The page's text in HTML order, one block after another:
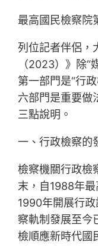
最高國民檢察院
列位記者伴侶，
（2023）》除“
第一部門是“行
六部門是重要做
三點說明。
一、行政檢察的
檢察機關行政檢
末，自1988年最
1990年開展行
察軌制發展至今
檢順應新時代國